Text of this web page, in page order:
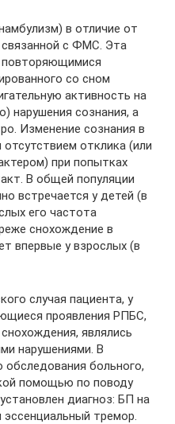
в отличие от
с ФМС. Эта
повторяющимися
со сном
активность на
нарушения сознания, а
Изменение сознания в
отклика (или
при попытках
В общей популяции
встречается у детей (в
его частота
снохождение в
впервые у взрослых (в
случая пациента, у
проявления РПБС,
являлись
нарушениями. В
обследования больного,
помощью по поводу
диагноз: БП на
эссенциальный тремор.